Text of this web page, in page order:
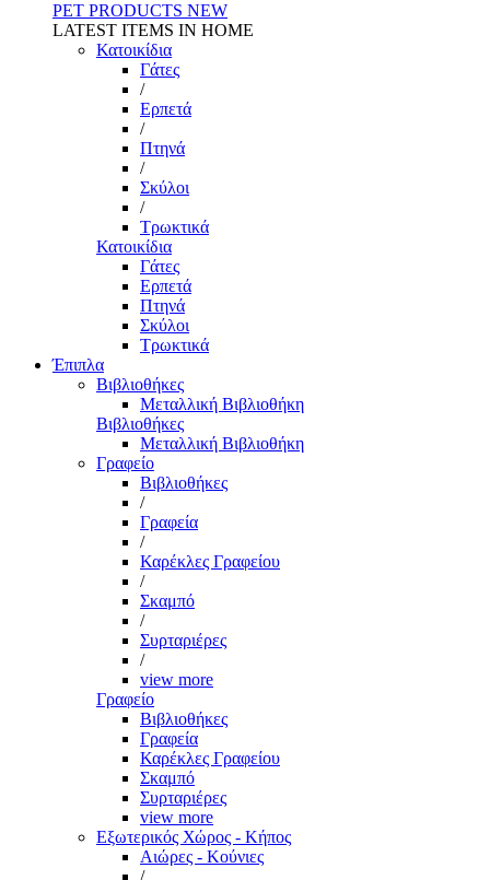
PET PRODUCTS NEW
LATEST ITEMS IN HOME
Κατοικίδια
Γάτες
/
Ερπετά
/
Πτηνά
/
Σκύλοι
/
Τρωκτικά
Κατοικίδια
Γάτες
Ερπετά
Πτηνά
Σκύλοι
Τρωκτικά
Έπιπλα
Βιβλιοθήκες
Μεταλλική Βιβλιοθήκη
Βιβλιοθήκες
Μεταλλική Βιβλιοθήκη
Γραφείο
Βιβλιοθήκες
/
Γραφεία
/
Καρέκλες Γραφείου
/
Σκαμπό
/
Συρταριέρες
/
view more
Γραφείο
Βιβλιοθήκες
Γραφεία
Καρέκλες Γραφείου
Σκαμπό
Συρταριέρες
view more
Εξωτερικός Χώρος - Κήπος
Αιώρες - Κούνιες
/